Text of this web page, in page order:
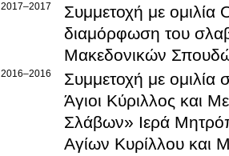
2017–2017
Συμμετοχή με
διαμόρφωση του
Μακεδονικών
2016–2016
Συμμετοχή με ομιλία
Άγιοι Κύριλλος και
Σλάβων» Ιερά
Αγίων Κυρίλλου και